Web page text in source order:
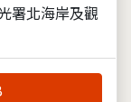
署北海岸及觀